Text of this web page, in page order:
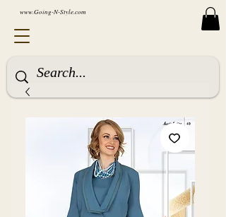
www.Going-N-Style.com